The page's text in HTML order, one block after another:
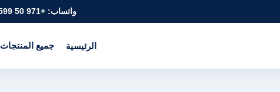
واتساب: +971 50 599 2087
الرئيسية جميع المنتجات